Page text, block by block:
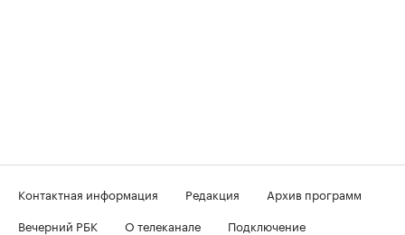
Контактная информация Редакция
Архив программ
Вечерний РБК
О телеканале
Подключение